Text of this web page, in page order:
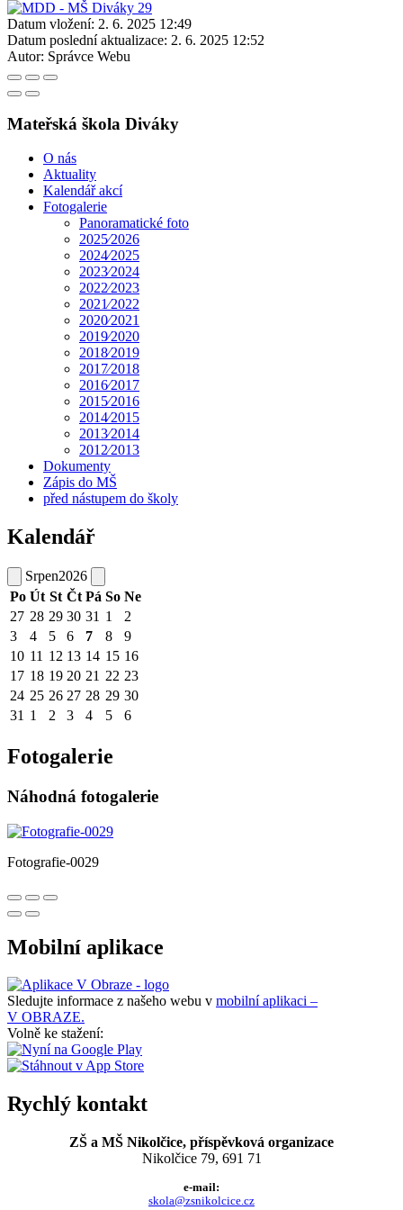
Datum vložení: 2. 6. 2025 12:49
Datum poslední aktualizace: 2. 6. 2025 12:52
Autor: Správce Webu
Mateřská škola Diváky
O nás
Aktuality
Kalendář akcí
Fotogalerie
Panoramatické foto
2025⁄2026
2024⁄2025
2023⁄2024
2022⁄2023
2021⁄2022
2020⁄2021
2019⁄2020
2018⁄2019
2017⁄2018
2016⁄2017
2015⁄2016
2014⁄2015
2013⁄2014
2012⁄2013
Dokumenty
Zápis do MŠ
před nástupem do školy
Kalendář
Srpen2026
Po Út St Čt Pá So Ne
27 28 29 30 31 1
2
3
4 5 6 7 8
9
10 11 12 13 14 15 16
17 18 19 20 21 22 23
24 25 26 27 28 29 30
31 1 2 3 4 5 6
Fotogalerie
Náhodná fotogalerie
Fotografie-0029
Mobilní aplikace
Sledujte informace z našeho webu v mobilní aplikaci –
V OBRAZE.
Volně ke stažení:
Rychlý kontakt
ZŠ a MŠ Nikolčice, příspěvková organizace
Nikolčice 79, 691 71
e-mail:
skola@zsnikolcice.cz